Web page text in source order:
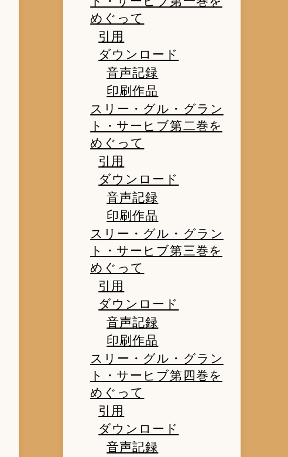
めぐって
引用
ダウンロード
音声記録
印刷作品
スリー・グル・グラン
ト・サーヒブ第二巻を
めぐって
引用
ダウンロード
音声記録
印刷作品
スリー・グル・グラン
ト・サーヒブ第三巻を
めぐって
引用
ダウンロード
音声記録
印刷作品
スリー・グル・グラン
ト・サーヒブ第四巻を
めぐって
引用
ダウンロード
音声記録